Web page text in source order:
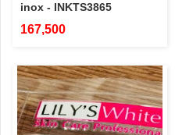
inox - INKTS3865
167,500